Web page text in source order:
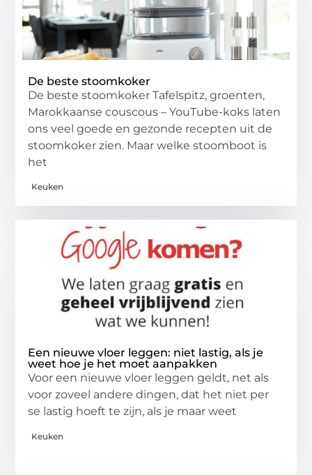
De beste stoomkoker
De beste stoomkoker Tafelspitz, groenten,
Marokkaanse couscous – YouTube-koks laten
ons veel goede en gezonde recepten uit de
stoomkoker zien. Maar welke stoomboot is
het
Keuken
Een nieuwe vloer leggen: niet lastig, als je
weet hoe je het moet aanpakken
Voor een nieuwe vloer leggen geldt, net als
voor zoveel andere dingen, dat het niet per
se lastig hoeft te zijn, als je maar weet
Keuken